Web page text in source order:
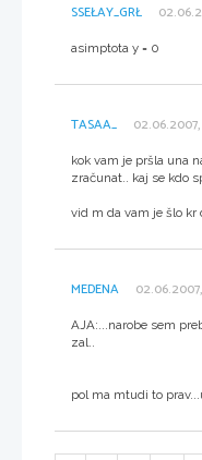
SSEŁAY_GRŁ
asimptota y = 0
TASAA_
kok vam je pršla una
zračunat.. kaj se kdo
vid m da vam je šlo kr
MEDENA
AJA:...narobe sem
zal..
pol ma mtudi to